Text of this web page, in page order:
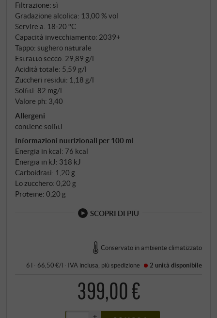
fermentazione malolattica, il vino matura per dieci
mesi in parte in barrique Ornellaia usate e in parte in
vasche di cemento: un equilibrio consapevole tra
struttura ed espressione fruttata.
Filtrazione: sì
Gradazione alcolica: 13,00 % vol
Servire a: 18‑20 °C
Capacità invecchiamento: 2039+
Tappo: sughero naturale
Estratto secco: 29,89 g/l
Acidità totale: 5,59 g/l
Zuccheri residui: 1,18 g/l
Solfiti: 82 mg/l
Valore ph: 3,40
Allergeni
contiene solfiti
Informazioni nutrizionali per 100 ml
Energia in kcal: 76 kcal
Energia in kJ: 318 kJ
Carboidrati: 1,20 g
Lo zucchero: 0,20 g
Proteine: 0,20 g
SCOPRI DI PIÙ
Conservato in ambiente climatizzato
6 l · 66,50 €/l · IVA inclusa , piùspedizione 2 unità disponibile
399,00 €